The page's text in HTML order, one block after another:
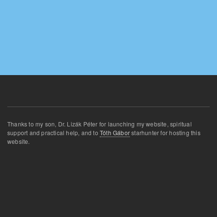
Thanks to my son, Dr. Lizák Péter for launching my website, spiritual
support and practical help, and toTóth Gáborstarhunter for hosting this
website.